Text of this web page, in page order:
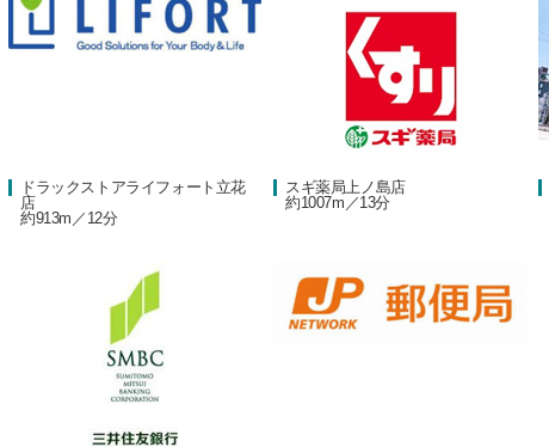
ドラックストアライフォート立花
店
約913m／12分
スギ薬局上ノ島店
約1007m／13分